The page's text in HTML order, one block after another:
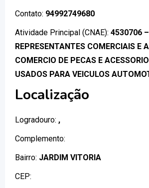
Contato: 94992749680
Atividade Principal (CNAE): 4530706 –
REPRESENTANTES COMERCIAIS E
COMERCIO DE PECAS E
USADOS PARA VEICULOS
Localização
Logradouro: ,
Complemento:
Bairro: JARDIM VITORIA
CEP: